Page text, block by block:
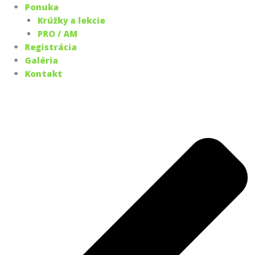
Ponuka
Krúžky a lekcie
PRO / AM
Registrácia
Galéria
Kontakt